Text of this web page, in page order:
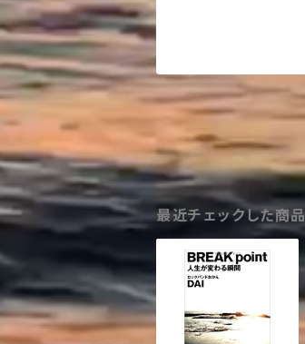
最近チェックした商品